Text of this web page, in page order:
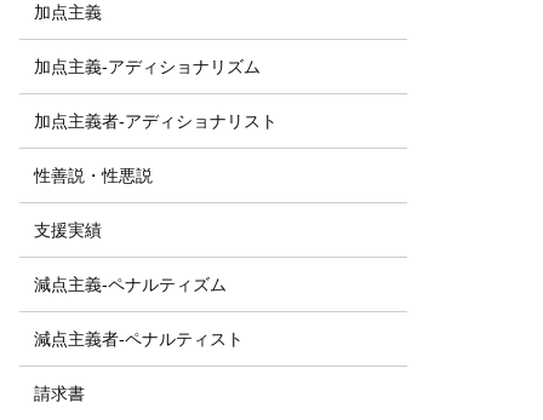
加点主義
加点主義-アディショナリズム
加点主義者-アディショナリスト
性善説・性悪説
支援実績
減点主義-ペナルティズム
減点主義者-ペナルティスト
請求書